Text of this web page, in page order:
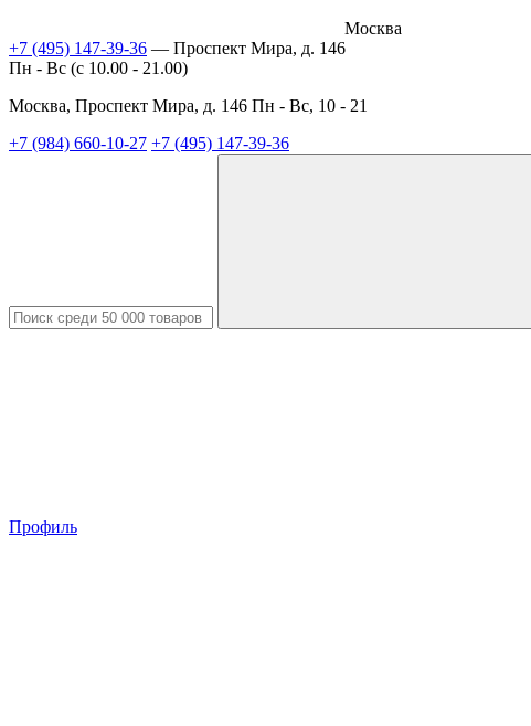
Москва
+7 (495) 147-39-36 — Проспект Мира, д. 146
Пн - Вс (c 10.00 - 21.00)
Москва, Проспект Мира, д. 146 Пн - Вс, 10 - 21
+7 (984) 660-10-27 +7 (495) 147-39-36
Профиль